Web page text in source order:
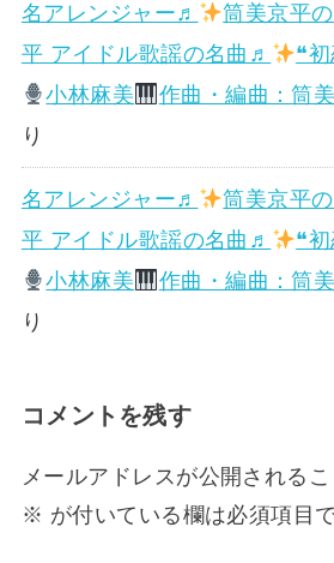
名アレンジャー♬ 筒美京平
平 アイドル歌謡の名曲♬
❝
小林麻美
作曲・編曲：筒
り
名アレンジャー♬ 筒美京平
平 アイドル歌謡の名曲♬
❝
小林麻美
作曲・編曲：筒
り
コメントを残す
メールアドレスが公開されるこ
※ が付いている欄は必須項目